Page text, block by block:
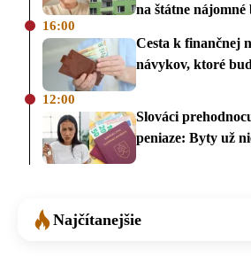
na štátne nájomné
16:00
Cesta k finančnej
návykov, ktoré
12:00
Slováci
peniaze: Byty už
Najčítanejšie